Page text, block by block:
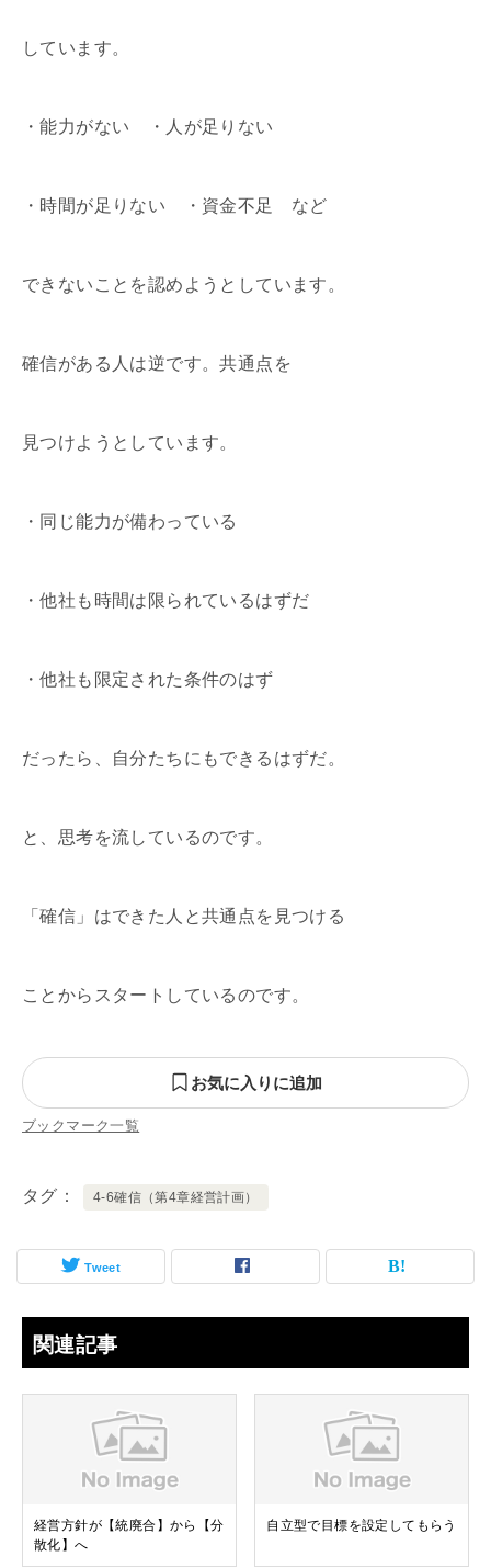
しています。
・能力がない ・人が足りない
・時間が足りない ・資金不足 など
できないことを認めようとしています。
確信がある人は逆です。共通点を
見つけようとしています。
・同じ能力が備わっている
・他社も時間は限られているはずだ
・他社も限定された条件のはず
だったら、自分たちにもできるはずだ。
と、思考を流しているのです。
「確信」はできた人と共通点を見つける
ことからスタートしているのです。
お気に入りに追加
ブックマーク一覧
タグ 4-6確信（第4章経営計画）
Tweet
関連記事
経営方針が【統廃合】から【分
散化】へ
自立型で目標を設定してもらう